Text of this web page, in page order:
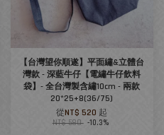
【台灣望你順遂】平面繡&立體台
灣款 - 深藍牛仔【電繡牛仔飲料
袋】- 全台灣製含繡10cm - 兩款
20*25+8(36/75)
從NT$ 520 起
NT$ 580 -10.3%